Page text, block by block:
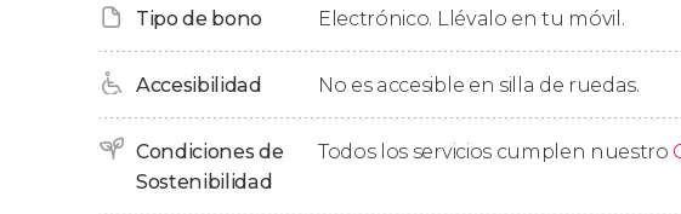
El Sendero de los Dioses es una de las mejores opciones
y admirar sus paisajes, que combinan acantilados y
azul del agua. ¡Estaréis entre el cielo y el mar!
Al llegar a Nocelle, os estaremos esperando para regresar
Tipo de bono Electrónico. Llévalo en tu móvil.
Accesibilidad No es accesible en silla de ruedas.
Condiciones de
Sostenibilidad
Todos los servicios cumplen nuestro